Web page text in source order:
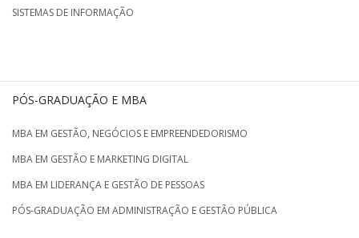
SISTEMAS DE INFORMAÇÃO
PÓS-GRADUAÇÃO E MBA
MBA EM GESTÃO, NEGÓCIOS E EMPREENDEDORISMO
MBA EM GESTÃO E MARKETING DIGITAL
MBA EM LIDERANÇA E GESTÃO DE PESSOAS
PÓS-GRADUAÇÃO EM ADMINISTRAÇÃO E GESTÃO PÚBLICA